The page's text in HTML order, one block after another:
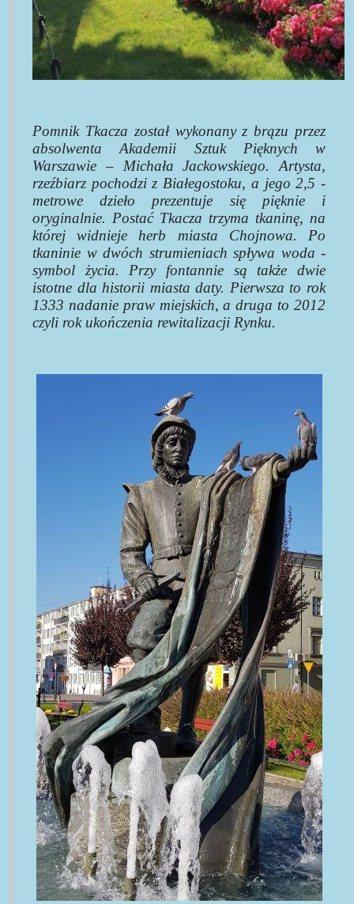
Pomnik Tkacza został wykonany z brązu przez
absolwenta Akademii Sztuk Pięknych w
Warszawie – Michała Jackowskiego. Artysta,
rzeźbiarz pochodzi z Białegostoku, a jego 2,5 -
metrowe dzieło prezentuje się pięknie i
oryginalnie. Postać Tkacza trzyma tkaninę, na
której widnieje herb miasta Chojnowa. Po
tkaninie w dwóch strumieniach spływa woda -
symbol życia. Przy fontannie są także dwie
istotne dla historii miasta daty. Pierwsza to rok
1333 nadanie praw miejskich, a druga to 2012
czyli rok ukończenia rewitalizacji Rynku.